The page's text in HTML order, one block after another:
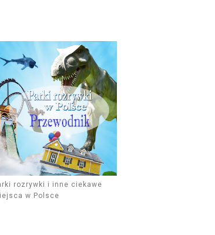
rozrywki i inne ciekawe
w Polsce